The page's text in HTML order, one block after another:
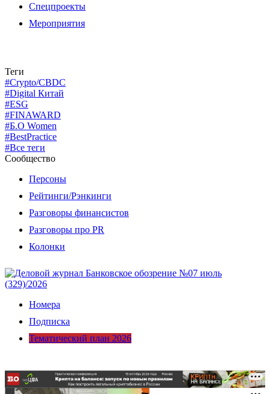
Спецпроекты
Мероприятия
Теги
#Crypto/CBDC
#Digital Китай
#ESG
#FINAWARD
#Б.О Women
#BestPractice
#Все теги
Сообщество
Персоны
Рейтинги/Рэнкинги
Разговоры финансистов
Разговоры про PR
Колонки
Номера
Подписка
Тематический план 2026